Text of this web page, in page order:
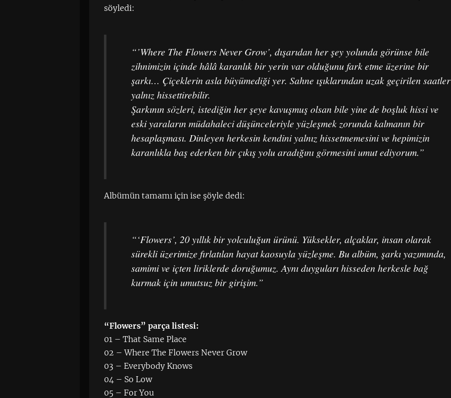
söyledi:
“’Where The Flowers Never Grow’, dışarıdan her şey yolunda görünse bile
zihnimizin içinde hâlâ karanlık bir yerin var olduğunu fark etme üzerine bir
şarkı… Çiçeklerin asla büyümediği yer. Sahne ışıklarından uzak geçirilen saatler
yalnız hissettirebilir.
Şarkının sözleri, istediğin her şeye kavuşmuş olsan bile yine de boşluk hissi ve
eski yaraların müdahaleci düşünceleriyle yüzleşmek zorunda kalmanın bir
hesaplaşması. Dinleyen herkesin kendini yalnız hissetmemesini ve hepimizin
karanlıkla baş ederken bir çıkış yolu aradığını görmesini umut ediyorum.”
Albümün tamamı için ise şöyle dedi:
“‘Flowers’, 20 yıllık bir yolculuğun ürünü. Yüksekler, alçaklar, insan olarak
sürekli üzerimize fırlatılan hayat kaosuyla yüzleşme. Bu albüm, şarkı yazımında,
samimi ve içten liriklerde doruğumuz. Aynı duyguları hisseden herkesle bağ
kurmak için umutsuz bir girişim.”
“Flowers” parça listesi:
01 – That Same Place
02 – Where The Flowers Never Grow
03 – Everybody Knows
04 – So Low
05 – For You